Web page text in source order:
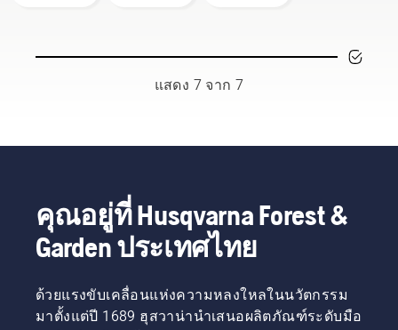
และ
ไฟฟ้า
แบบพก
พาของฮุ
กล่าว
สำหรับ
ด้วยเชื้อ
เพลิง
เทคโนโลยี
X-Torq®
ให้กำลัง
และแรง
กิ่งไม้เมื่อ
นี้ คุณ
ควรทำ
ตาม
เทคนิคที่
วิดีโอสั้น
นี้ ขั้น
ความ
ทำให้คุณ
ทำงาน
ได้นาน
ไม่ต้อง
หยุดพัก
ยอมรับ
จากมือ
พวกเขา
คือ H-
Team
ของเรา
เขาคือผู้
ใช้ที่มี
แสดง 7 จาก 7
คุณอยู่ที่ Husqvarna Forest &
Garden ประเทศไทย
ด้วยแรงขับเคลื่อนแห่งความหลงใหลในนวัตกรรม
มาตั้งแต่ปี 1689 ฮุสวาน่านำเสนอผลิตภัณฑ์ระดับมือ